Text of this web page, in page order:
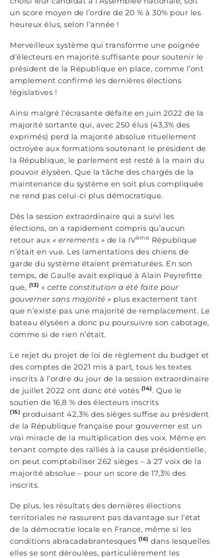
un score moyen de l’ordre de 20 % à 30% pour les
heureux élus, selon l’année !
Merveilleux système qui transforme une poignée
d’électeurs en majorité suffisante pour soutenir le
président de la République en place, comme l’ont
amplement confirmé les dernières élections
législatives !
Ainsi malgré l’écrasante défaite en juin 2022 de la
majorité sortante qui, avec 250 élus (43,3% des
exprimés) perd la majorité absolue rituellement
octroyée aux formations soutenant le président de
la République, le parlement est resté à la main du
pouvoir élyséen. Que la tâche des chargés de la
maintenance du système en soit plus compliquée
ne rend pas celui-ci plus démocratique.
Dès la session extraordinaire qui a suivi les
élections, on a rapidement compris qu’aucun
retour aux « errements » de la IVème République
n’était en vue. Les lamentations des chiens de
garde du système étaient prématurées. En son
temps, de Gaulle avait expliqué à Alain Peyrefitte
que, (13) « cette constitution a été faite pour
gouverner sans majorité » plus exactement tant
que n’existe pas une majorité de remplacement. Le
bateau élyséen a donc pu poursuivre son cabotage,
comme si de rien n’était.
Le rejet du projet de loi de règlement du budget et
des comptes de 2021 mis à part, tous les textes
inscrits à l’ordre du jour de la session extraordinaire
de juillet 2022 ont donc été votés (14) . Que le
soutien de 16,8 % des électeurs inscrits
(15) produisant 42,3% des sièges suffise au président
de la République française pour gouverner est un
vrai miracle de la multiplication des voix. Même en
tenant compte des ralliés à la cause présidentielle,
on peut comptabiliser 262 sièges – à 27 voix de la
majorité absolue – pour un score de 17,3% des
inscrits.
De plus, les résultats des dernières élections
territoriales ne rassurent pas davantage sur l’état
de la démocratie locale en France, même si les
conditions abracadabrantesques (16) dans lesquelles
elles se sont déroulées, particulièrement les